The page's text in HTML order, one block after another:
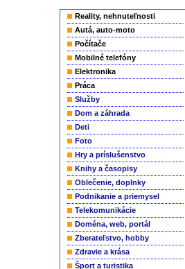
Reality, nehnuteľnosti
Autá, auto-moto
Počítače
Mobilné telefóny
Elektronika
Práca
Služby
Dom a záhrada
Deti
Foto
Hry a príslušenstvo
Knihy a časopisy
Oblečenie, doplnky
Podnikanie a priemysel
Telekomunikácie
Doména, web, portál
Zberateľstvo, hobby
Zdravie a krása
Šport a turistika